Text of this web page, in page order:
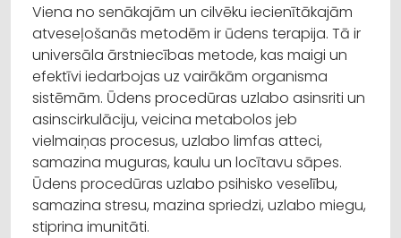
Viena no senākajām un cilvēku iecienītākajām
atveseļošanās metodēm ir ūdens terapija. Tā ir
universāla ārstniecības metode, kas maigi un
efektīvi iedarbojas uz vairākām organisma
sistēmām. Ūdens procedūras uzlabo asinsriti un
asinscirkulāciju, veicina metabolos jeb
vielmaiņas procesus, uzlabo limfas atteci,
samazina muguras, kaulu un locītavu sāpes.
Ūdens procedūras uzlabo psihisko veselību,
samazina stresu, mazina spriedzi, uzlabo miegu,
stiprina imunitāti.